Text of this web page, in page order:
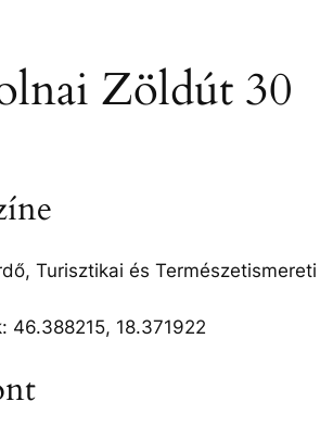
Zöldút 30
Turisztikai és Természetismereti
46.388215, 18.371922